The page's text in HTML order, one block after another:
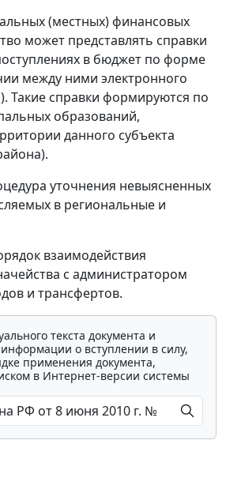
(местных) финансовых
может представлять справки
в бюджет по форме
между ними электронного
Такие справки формируются по
образований,
данного субъекта
уточнения невыясненных
в региональные и
взаимодействия
с администратором
и трансфертов.
текста документа и
о вступлении в силу,
применения документа,
в Интернет-версии системы